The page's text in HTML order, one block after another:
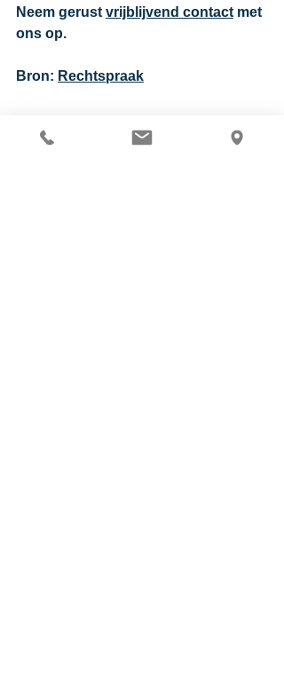
Neem gerust vrijblijvend contact met
ons op.
Bron: Rechtspraak